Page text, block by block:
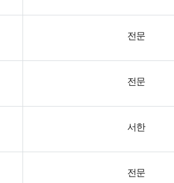
전문
전문
서한
전문